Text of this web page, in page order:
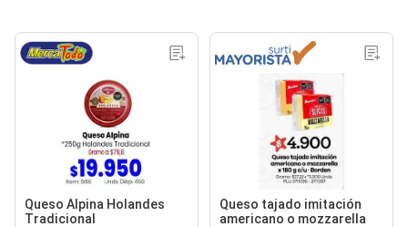
Queso Alpina Holandes
Tradicional
Queso tajado imitación
americano o mozzarella